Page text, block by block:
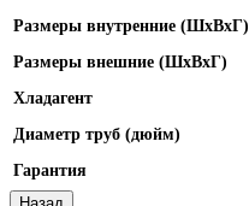
Размеры внутренние (ШхВхГ)
Размеры внешние (ШхВхГ)
Хладагент
Диаметр труб (дюйм)
Гарантия